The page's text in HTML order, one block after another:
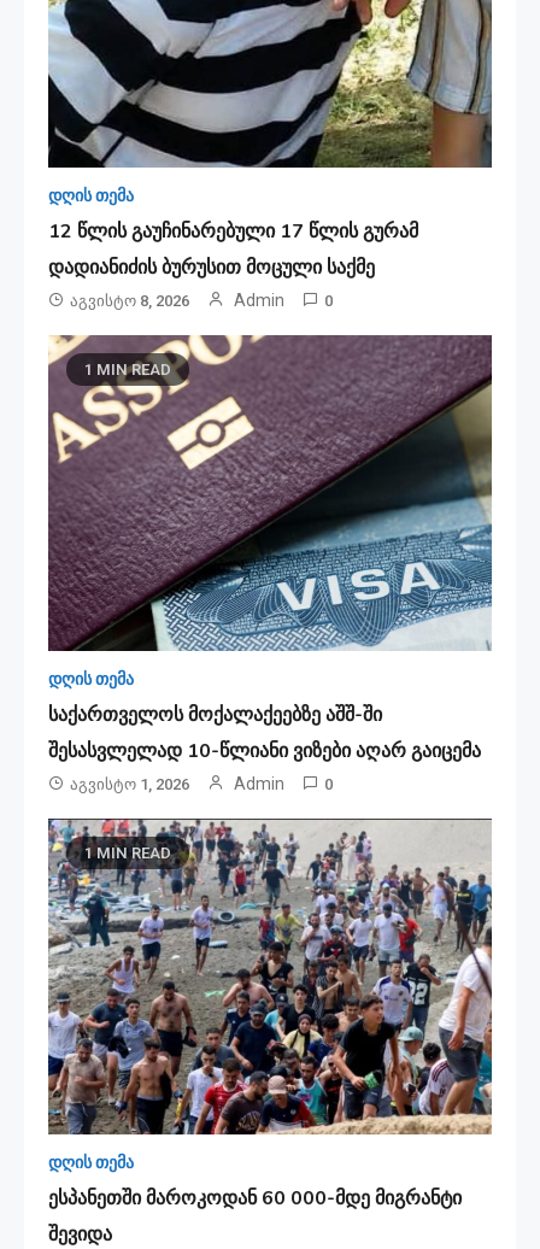
დღის თემა
12 წლის გაუჩინარებული 17 წლის გურამ
დადიანიძის ბურუსით მოცული საქმე
Აგვისტო 8, 2026 Admin 0
1 MIN READ
დღის თემა
საქართველოს მოქალაქეებზე აშშ-ში
შესასვლელად 10-წლიანი ვიზები აღარ გაიცემა
Აგვისტო 1, 2026 Admin 0
1 MIN READ
დღის თემა
ესპანეთში მა­რო­კო­დან 60 000-მდე მიგ­რან­ტი
შე­ვი­და